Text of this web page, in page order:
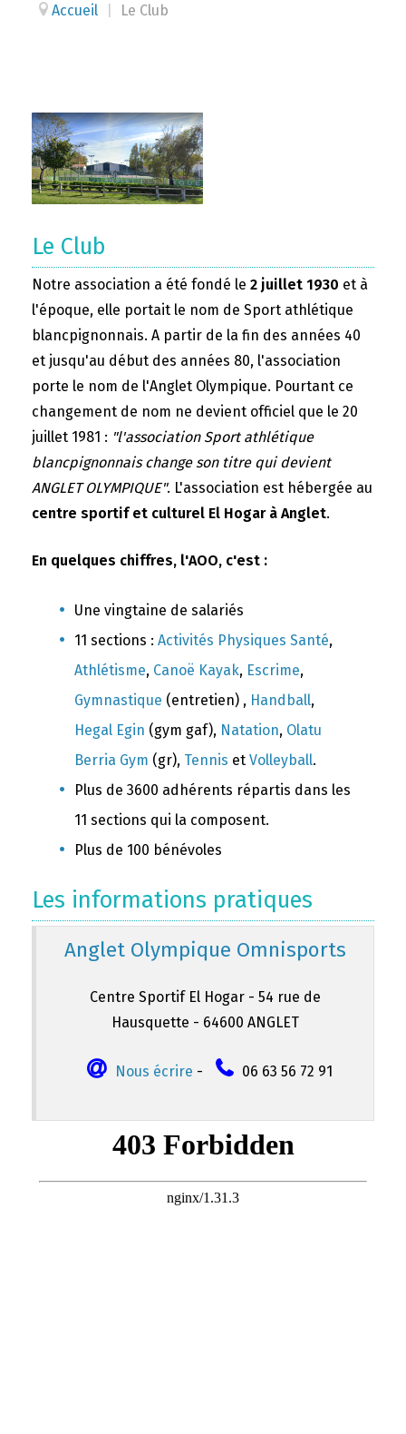
Accueil Le Club
Le Club
Notre association a été fondé le 2 juillet 1930 et à
l'époque, elle portait le nom de Sport athlétique
blancpignonnais. A partir de la fin des années 40
et jusqu'au début des années 80, l'association
porte le nom de l'Anglet Olympique. Pourtant ce
changement de nom ne devient officiel que le 20
juillet 1981 : "l'association Sport athlétique
blancpignonnais change son titre qui devient
ANGLET OLYMPIQUE". L'association est hébergée au
centre sportif et culturel El Hogar à Anglet.
En quelques chiffres, l'AOO, c'est :
Une vingtaine de salariés
11 sections : Activités Physiques Santé,
Athlétisme, Canoë Kayak, Escrime,
Gymnastique (entretien) , Handball,
Hegal Egin (gym gaf), Natation, Olatu
Berria Gym (gr), Tennis et Volleyball.
Plus de 3600 adhérents répartis dans les
11 sections qui la composent.
Plus de 100 bénévoles
Les informations pratiques
Anglet Olympique Omnisports
Centre Sportif El Hogar - 54 rue de
Hausquette - 64600 ANGLET
Nous écrire - 06 63 56 72 91